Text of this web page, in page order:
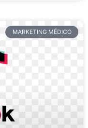
MARKETING MÉDICO